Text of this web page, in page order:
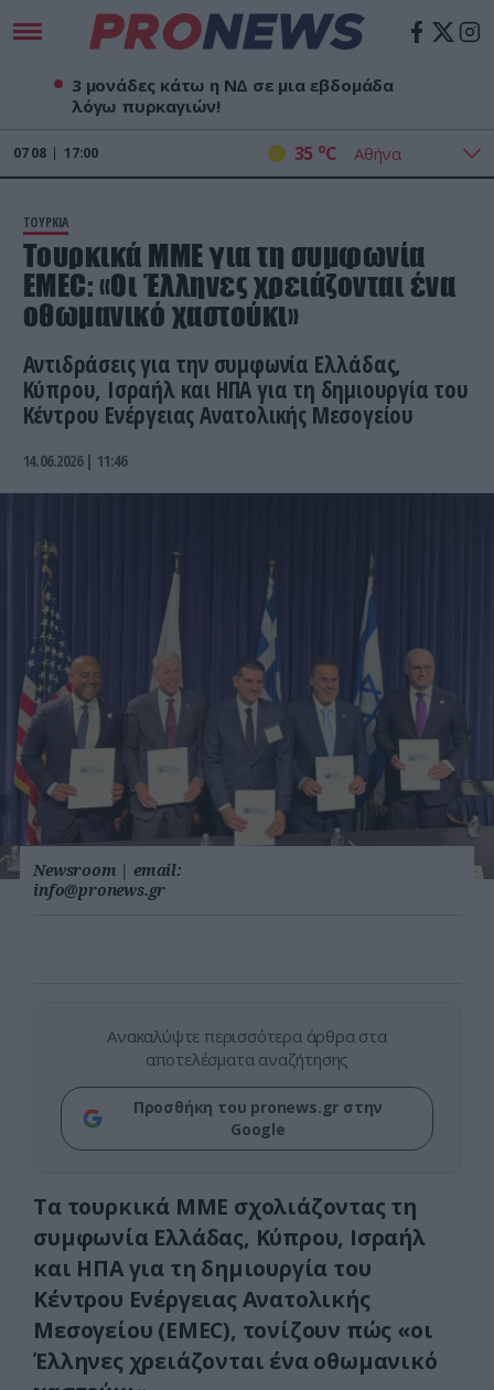
3 μονάδες κάτω η ΝΔ σε μια εβδομάδα
λόγω πυρκαγιών!
07 08 17:01 35 oC
ΤΟΥΡΚΙΑ
Τουρκικά ΜΜΕ για τη συμφωνία
EMEC: «Οι Έλληνες χρειάζονται ένα
οθωμανικό χαστούκι»
Αντιδράσεις για την συμφωνία Ελλάδας,
Κύπρου, Ισραήλ και ΗΠΑ για τη δημιουργία του
Κέντρου Ενέργειας Ανατολικής Μεσογείου
14.06.2026 | 11:46
Newsroom | email:
info@pronews.gr
Ανακαλύψτε περισσότερα άρθρα στα
αποτελέσματα αναζήτησης
Προσθήκη του pronews.gr στην
Google
Τα τουρκικά ΜΜΕ σχολιάζοντας τη
συμφωνία Ελλάδας, Κύπρου, Ισραήλ
και ΗΠΑ για τη δημιουργία του
Κέντρου Ενέργειας Ανατολικής
Μεσογείου (EMEC), τονίζουν πώς «οι
Έλληνες χρειάζονται ένα οθωμανικό